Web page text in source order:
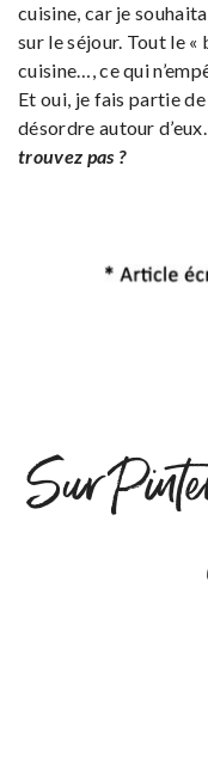
cuisine, car je
sur le séjour. Tout le «
cuisine…, ce qui
Et oui, je fais partie
désordre autour
trouvez pas ?
Sur